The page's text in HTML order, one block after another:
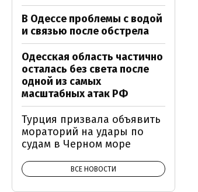
В Одессе проблемы с водой
и связью после обстрела
Одесская область частично
осталась без света после
одной из самых
масштабных атак РФ
Турция призвала объявить
мораторий на удары по
судам в Черном море
ВСЕ НОВОСТИ